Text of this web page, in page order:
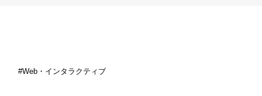
Web・インタラクティブ